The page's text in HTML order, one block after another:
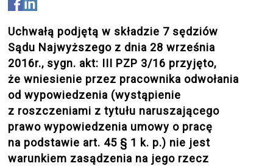
Uchwałą podjętą w składzie 7 sędziów
Sądu Najwyższego z dnia 28 września
2016r., sygn. akt: III PZP 3/16 przyjęto,
że wniesienie przez pracownika odwołania
od wypowiedzenia (wystąpienie
z roszczeniami z tytułu naruszającego
prawo wypowiedzenia umowy o pracę
na podstawie art. 45 § 1 k. p.) nie jest
warunkiem zasądzenia na jego rzecz